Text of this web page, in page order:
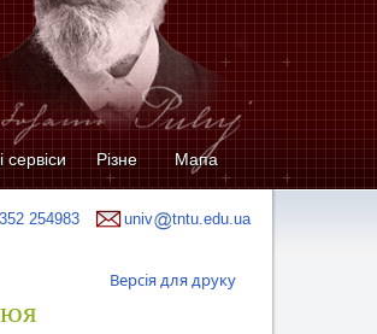
сервіси Різне Мапа
254983 univ tntu.edu.ua
Версія для друку